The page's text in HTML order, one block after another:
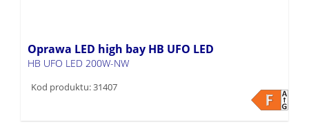
Oprawa LED high bay HB UFO LED
HB UFO LED 200W-NW
Kod produktu: 31407